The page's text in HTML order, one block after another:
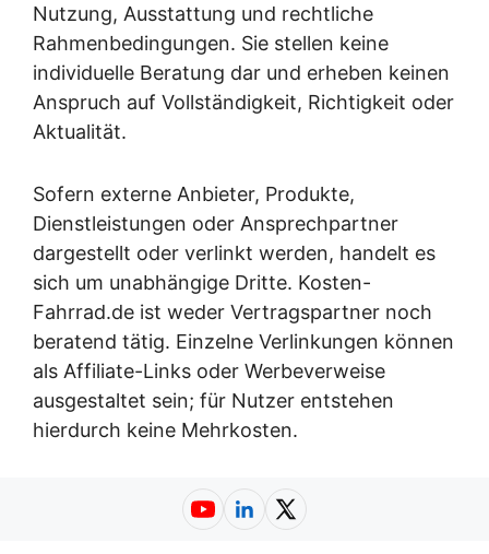
Nutzung, Ausstattung und rechtliche
Rahmenbedingungen. Sie stellen keine
individuelle Beratung dar und erheben keinen
Anspruch auf Vollständigkeit, Richtigkeit oder
Aktualität.
Sofern externe Anbieter, Produkte,
Dienstleistungen oder Ansprechpartner
dargestellt oder verlinkt werden, handelt es
sich um unabhängige Dritte. Kosten-
Fahrrad.de ist weder Vertragspartner noch
beratend tätig. Einzelne Verlinkungen können
als Affiliate-Links oder Werbeverweise
ausgestaltet sein; für Nutzer entstehen
hierdurch keine Mehrkosten.
YouTube
LinkedInX (Twitter)